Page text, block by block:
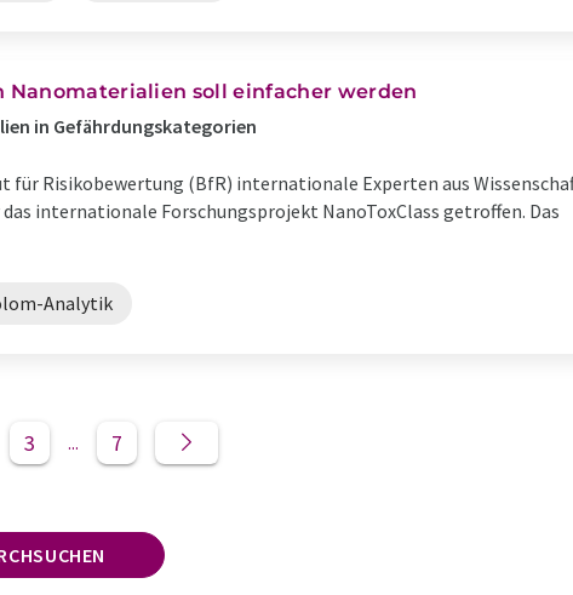
soll einfacher werden
in Gefährdungskategorien
für Risikobewertung (BfR) internationale Experten aus
internationale Forschungsprojekt NanoToxClass getroffen. Das
Analytik
3 ... 7